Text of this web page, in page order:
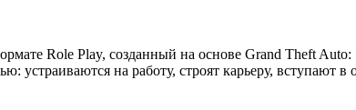
Role Play, созданный на основе Grand Theft
на работу, строят карьеру, вступают